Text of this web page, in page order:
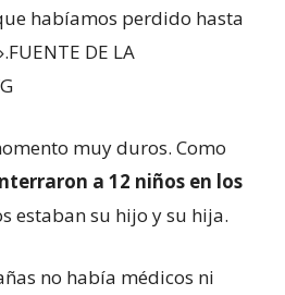
habíamos perdido hasta
FUENTE DE LA
muy duros. Como
a 12 niños en los
estaban su hijo y su hija.
no había médicos ni